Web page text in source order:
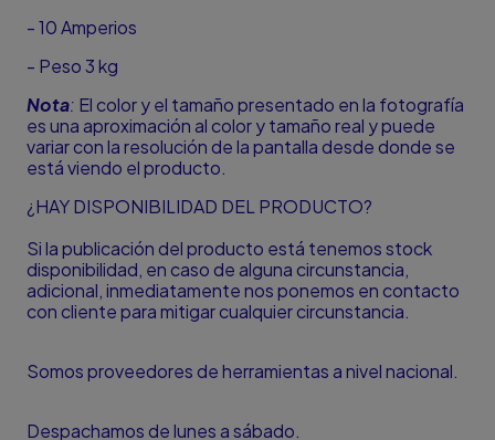
- 10 Amperios
- Peso 3 kg
Nota: El color y el tamaño presentado en la fotografía
es una aproximación al color y tamaño real y puede
variar con la resolución de la pantalla desde donde se
está viendo el producto.
¿HAY DISPONIBILIDAD DEL PRODUCTO?
Si la publicación del producto está tenemos stock
disponibilidad, en caso de alguna circunstancia,
adicional, inmediatamente nos ponemos en contacto
con cliente para mitigar cualquier circunstancia.
Somos proveedores de herramientas a nivel nacional.
Despachamos de lunes a sábado.